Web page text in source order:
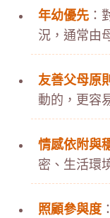
年幼優先 ：
況，通常由
友善父母原則
動的，更容
情感依附與
密、生活環
照顧參與度